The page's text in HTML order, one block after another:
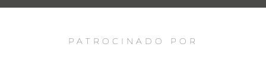
PATROCINADO POR